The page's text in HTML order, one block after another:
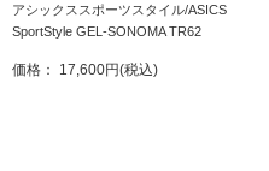
アシックススポーツスタイル/ASICS
SportStyle GEL-SONOMA TR62
価格： 17,600円(税込)